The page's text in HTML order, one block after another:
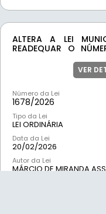
ALTERA A LEI
READEQUAR O
EDUCAÇÃO INFANTIL,
VER
Número da Lei
1678/2026
Tipo da Lei
LEI ORDINÁRIA
Data da Lei
20/02/2026
Autor da Lei
MÁRCIO DE MIRANDA